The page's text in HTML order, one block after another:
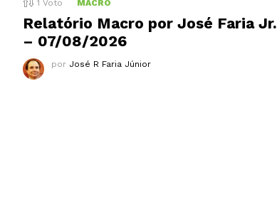
1 Voto MACRO
Relatório Macro por José Faria Jr.
– 07/08/2026
por José R Faria Júnior